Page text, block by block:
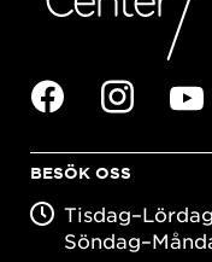
BESÖK OSS